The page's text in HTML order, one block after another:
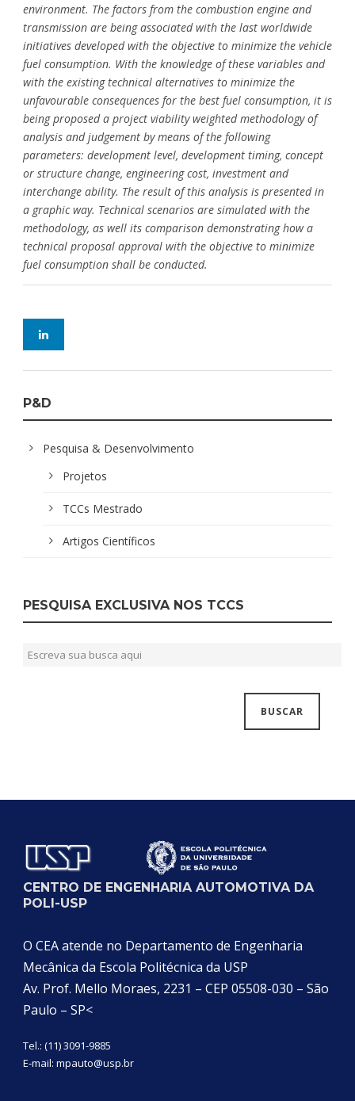
environment. The factors from the combustion engine and
transmission are being associated with the last worldwide
initiatives developed with the objective to minimize the vehicle
fuel consumption. With the knowledge of these variables and
with the existing technical alternatives to minimize the
unfavourable consequences for the best fuel consumption, it is
being proposed a project viability weighted methodology of
analysis and judgement by means of the following
parameters: development level, development timing, concept
or structure change, engineering cost, investment and
interchange ability. The result of this analysis is presented in
a graphic way. Technical scenarios are simulated with the
methodology, as well its comparison demonstrating how a
technical proposal approval with the objective to minimize
fuel consumption shall be conducted.
P&D
Pesquisa & Desenvolvimento
Projetos
TCCs Mestrado
Artigos Científicos
PESQUISA EXCLUSIVA NOS TCCS
CENTRO DE ENGENHARIA AUTOMOTIVA DA
POLI-USP
O CEA atende no Departamento de Engenharia
Mecânica da Escola Politécnica da USP
Av. Prof. Mello Moraes, 2231 – CEP 05508-030 – São
Paulo – SP<
Tel.: (11) 3091-9885
E-mail: mpauto@usp.br